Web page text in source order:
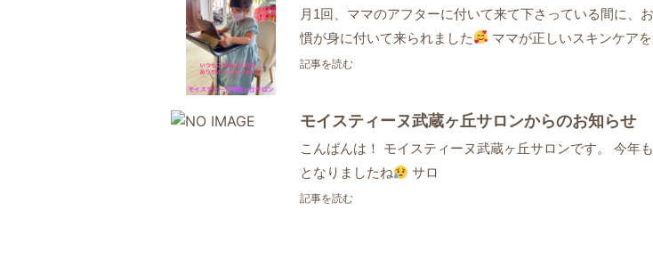
月1回、ママのアフターに付いて来て下さっている間に、
慣が身に付いて来られました
ママが正しいスキンケア
記事を読む
モイスティーヌ武蔵ヶ丘サロンからのお知らせ
こんばんは！ モイスティーヌ武蔵ヶ丘サロンです。 今年
となりましたね
サロ
記事を読む